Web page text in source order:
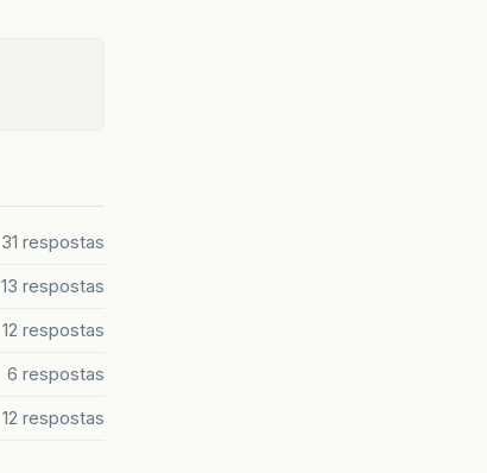
31 respostas
13 respostas
12 respostas
6 respostas
12 respostas